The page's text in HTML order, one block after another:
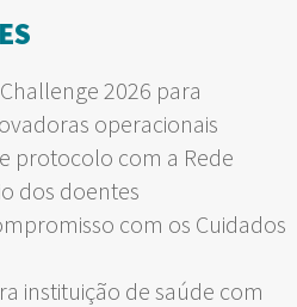
2026 para
operacionais
protocolo com a Rede
dos doentes
com os Cuidados
instituição de saúde com